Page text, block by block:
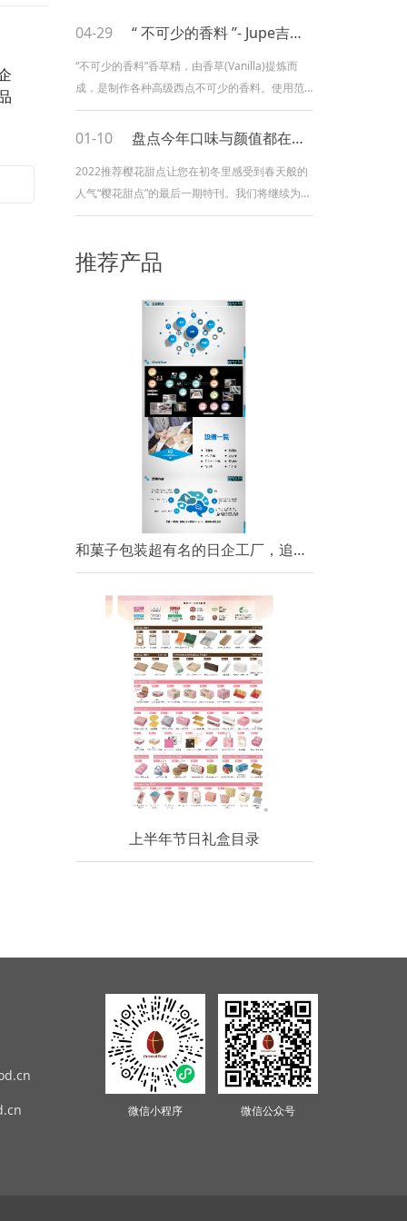
04-29 “ 不可少的香料 ”- Jupe吉贝香草籽调味酱2%高含量天然萃取精华
“不可少的香料”香草精，由香草(Vanilla)提炼而
成，是制作各种高级西点不可少的香料。使用范
围非常广泛，可以用于制作蛋糕、冰淇淋、卡仕
达酱、饮品等。香草精使用比香草荚更为方便，
其成分表以及产地来选购合适的香草精。01欧森
缇香草味调味酱/香草味调味液/内含2
01-10 盘点今年口味与颜值都在线的日本樱花甜点！（下）
2022推荐樱花甜点让您在初冬里感受到春天般的
人气“樱花甜点”的最后一期特刊。我们将继续为您
介绍今年日本星级酒店流行的樱花下午茶，进来
Stuart《樱花花束下午茶》东京新宿金普顿酒店现
推荐产品
和菓子包装超有名的日企工厂，追求高品质、配备最新设备纸容器的生产
上半年节日礼盒目录
微信小程序 微信公众号